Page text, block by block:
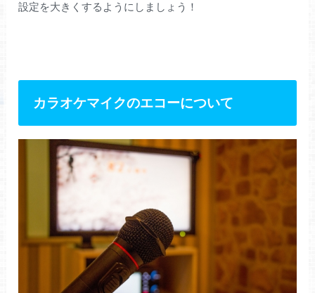
設定を大きくするようにしましょう！
カラオケマイクのエコーについて